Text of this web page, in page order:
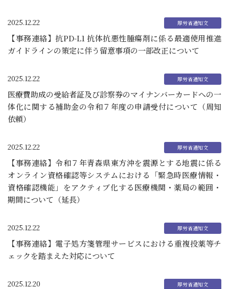
2025.12.22
【事務連絡】抗PD-L1 抗体抗悪性腫瘍剤に係る最適使用推進
ガイドラインの策定に伴う留意事項の一部改正について
2025.12.22
医療費助成の受給者証及び診察券のマイナンバーカードへの一
体化に関する補助金の令和７年度の申請受付について（周知
依頼）
2025.12.22
【事務連絡】令和７年青森県東方沖を震源とする地震に係る
オンライン資格確認等システムにおける「緊急時医療情報・
資格確認機能」をアクティブ化する医療機関・薬局の範囲・
期間について（延長）
2025.12.22
【事務連絡】電子処方箋管理サービスにおける重複投薬等チ
ェックを踏まえた対応について
2025.12.20